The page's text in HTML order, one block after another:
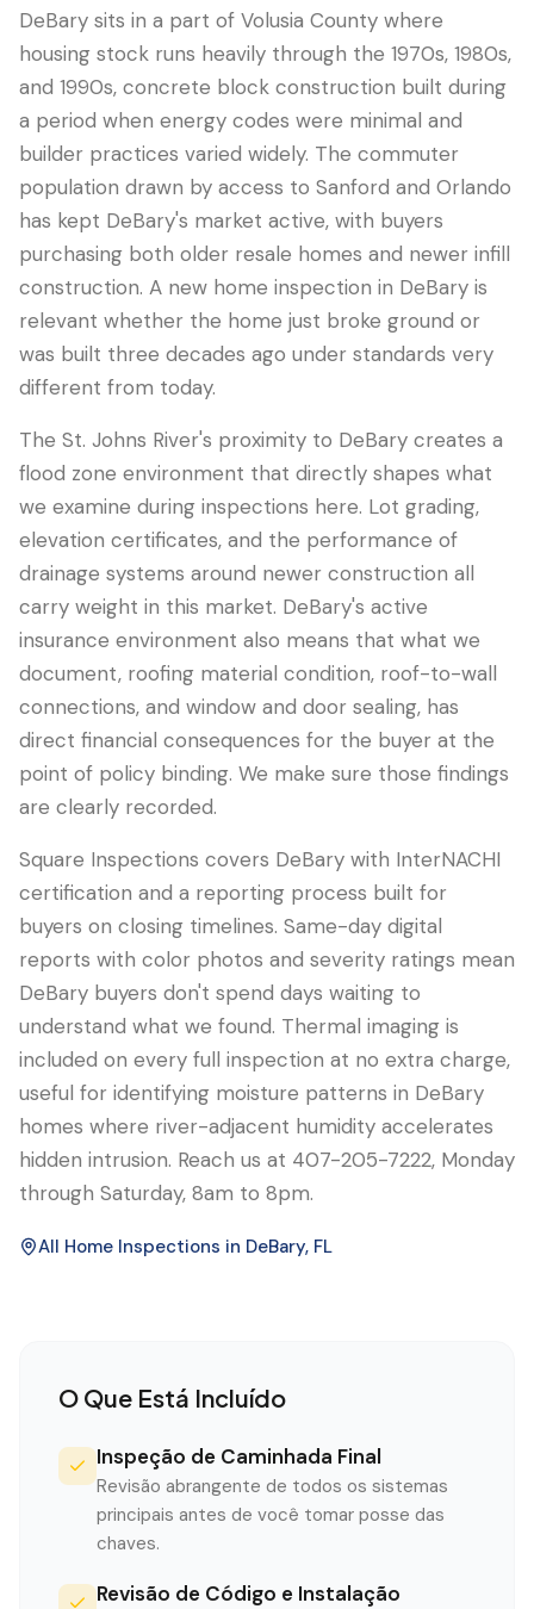
English Português Español 中文
Agendar Inspeção
DeBary sits in a part of Volusia County where
housing stock runs heavily through the 1970s, 1980s,
and 1990s, concrete block construction built during
a period when energy codes were minimal and
builder practices varied widely. The commuter
population drawn by access to Sanford and Orlando
has kept DeBary's market active, with buyers
purchasing both older resale homes and newer infill
construction. A new home inspection in DeBary is
relevant whether the home just broke ground or
was built three decades ago under standards very
different from today.
The St. Johns River's proximity to DeBary creates a
flood zone environment that directly shapes what
we examine during inspections here. Lot grading,
elevation certificates, and the performance of
drainage systems around newer construction all
carry weight in this market. DeBary's active
insurance environment also means that what we
document, roofing material condition, roof-to-wall
connections, and window and door sealing, has
direct financial consequences for the buyer at the
point of policy binding. We make sure those findings
are clearly recorded.
Square Inspections covers DeBary with InterNACHI
certification and a reporting process built for
buyers on closing timelines. Same-day digital
reports with color photos and severity ratings mean
DeBary buyers don't spend days waiting to
understand what we found. Thermal imaging is
included on every full inspection at no extra charge,
useful for identifying moisture patterns in DeBary
homes where river-adjacent humidity accelerates
hidden intrusion. Reach us at 407-205-7222, Monday
through Saturday, 8am to 8pm.
All Home Inspections in DeBary, FL
O Que Está Incluído
Inspeção de Caminhada Final
Revisão abrangente de todos os sistemas
principais antes de você tomar posse das
chaves.
Revisão de Código e Instalação